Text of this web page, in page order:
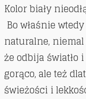
Kolor biały
Bo właśnie
naturalne, niemal
że odbija światło
gorąco, ale też
świeżości i